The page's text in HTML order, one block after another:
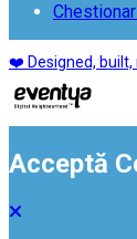
❤️ Designed, built,
Acceptă